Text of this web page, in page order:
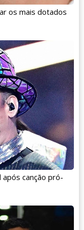
os mais dotados
canção pró-